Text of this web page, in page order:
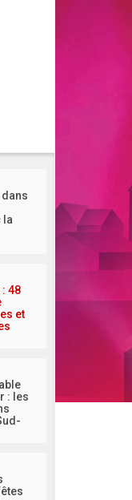
la
48
et
: les